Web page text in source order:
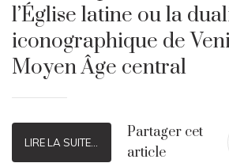
l’Église latine ou la
iconographique de
Moyen Âge central
LIRE LA SUITE...
Partager cet
article